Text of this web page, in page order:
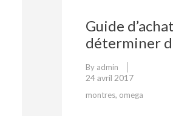
Guide
déterminer
By admin
24 avril 2017
montres, omega